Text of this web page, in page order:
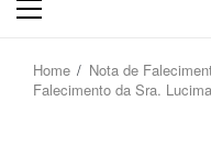
Primary
Home
Nota de
Falecimento da Sra.